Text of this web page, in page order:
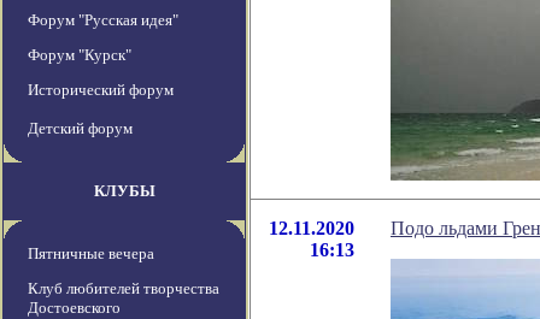
Форум "Русская идея"
Форум "Курск"
Исторический форум
Детский форум
КЛУБЫ
Пятничные вечера
Клуб любителей творчества
Достоевского
12.11.2020
16:13
Подо льдами